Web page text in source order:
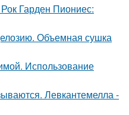
Гарден Пиониес:
Объемная сушка
Использование
Левкантемелла -